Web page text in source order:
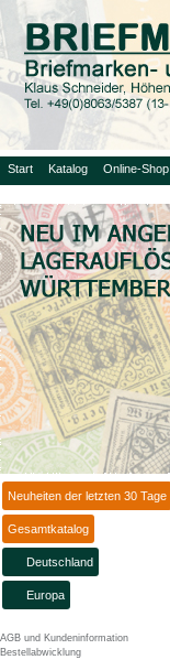
Start Katalog Online-Shop
Neuheiten der letzten 30 Tage
Gesamtkatalog
Deutschland
Europa
AGB und Kundeninformation
Bestellabwicklung